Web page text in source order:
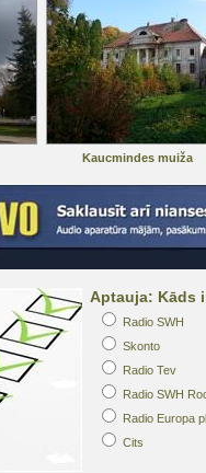
Kaucmindes muiža
Aptauja: Kāds
Radio SWH
Skonto
Radio Tev
Radio SWH
Radio Europa
Cits